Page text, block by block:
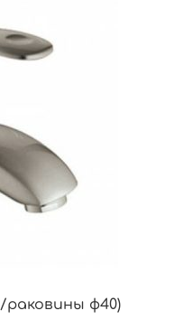
раковины ф40)